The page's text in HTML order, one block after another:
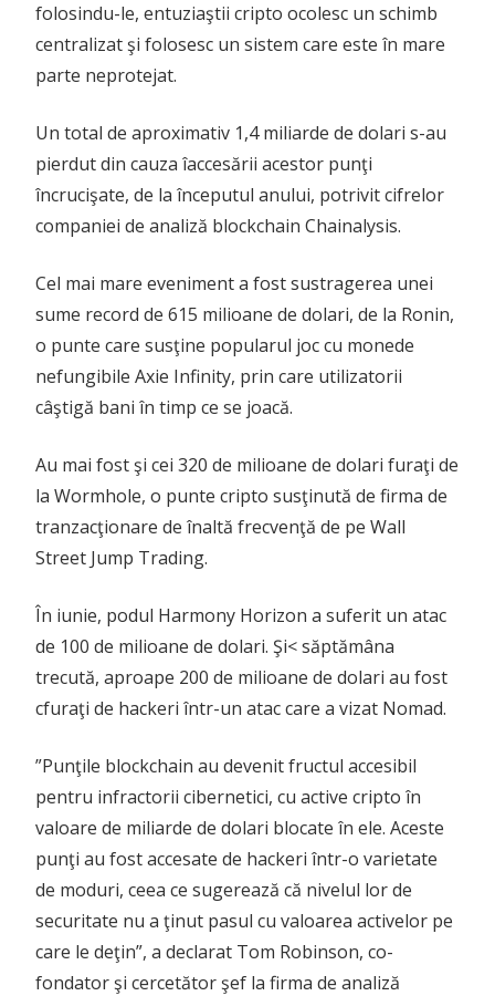
folosindu-le, entuziaştii cripto ocolesc un schimb
centralizat şi folosesc un sistem care este în mare
parte neprotejat.
Un total de aproximativ 1,4 miliarde de dolari s-au
pierdut din cauza îaccesării acestor punţi
încrucişate, de la începutul anului, potrivit cifrelor
companiei de analiză blockchain Chainalysis.
Cel mai mare eveniment a fost sustragerea unei
sume record de 615 milioane de dolari, de la Ronin,
o punte care susţine popularul joc cu monede
nefungibile Axie Infinity, prin care utilizatorii
câştigă bani în timp ce se joacă.
Au mai fost şi cei 320 de milioane de dolari furaţi de
la Wormhole, o punte cripto susţinută de firma de
tranzacţionare de înaltă frecvenţă de pe Wall
Street Jump Trading.
În iunie, podul Harmony Horizon a suferit un atac
de 100 de milioane de dolari. Şi< săptămâna
trecută, aproape 200 de milioane de dolari au fost
cfuraţi de hackeri într-un atac care a vizat Nomad.
”Punţile blockchain au devenit fructul accesibil
pentru infractorii cibernetici, cu active cripto în
valoare de miliarde de dolari blocate în ele. Aceste
punţi au fost accesate de hackeri într-o varietate
de moduri, ceea ce sugerează că nivelul lor de
securitate nu a ţinut pasul cu valoarea activelor pe
care le deţin”, a declarat Tom Robinson, co-
fondator şi cercetător şef la firma de analiză